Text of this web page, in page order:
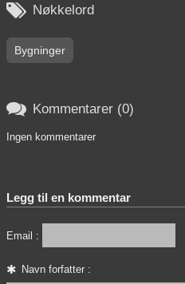
 Nøkkelord
Bygninger
 Kommentarer (0)
Ingen kommentarer
Legg til en kommentar
Email :
Navn forfatter :